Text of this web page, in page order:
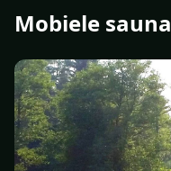
Mobiele sauna